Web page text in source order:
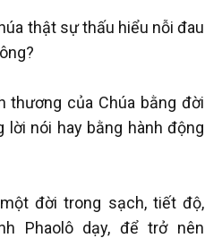
thật sự thấu hiểu nỗi đau
thương của Chúa bằng đời
lời nói hay bằng hành động
đời trong sạch, tiết độ,
Phaolô dạy, để trở nên